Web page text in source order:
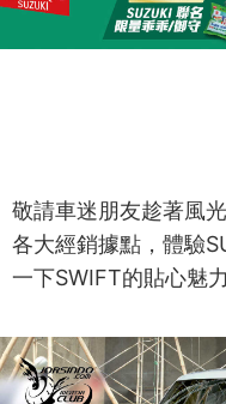
敬請車迷朋友趁著風
各大經銷據點，體驗
一下SWIFT的貼心魅力